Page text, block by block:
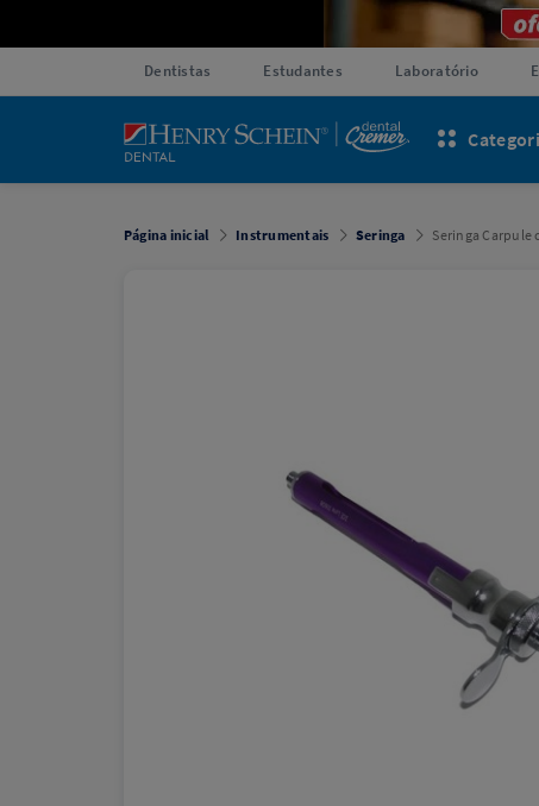
Dentistas Estudantes Laboratório
Página inicial Instrumentais Seringa Seringa Carpule